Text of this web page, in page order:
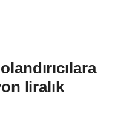
liralık